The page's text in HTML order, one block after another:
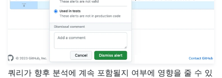
쿼리가 향후 분석에 계속 포함될지 여부에 영향을 줄 수 있